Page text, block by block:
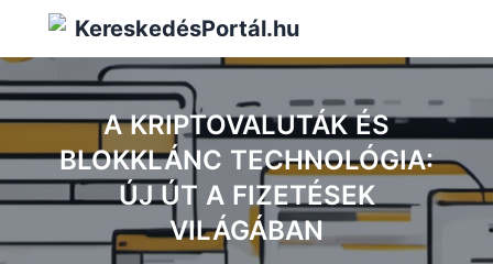
KereskedésPortál.hu
A KRIPTOVALUTÁK ÉS
BLOKKLÁNC TECHNOLÓGIA:
ÚJ ÚT A FIZETÉSEK
VILÁGÁBAN